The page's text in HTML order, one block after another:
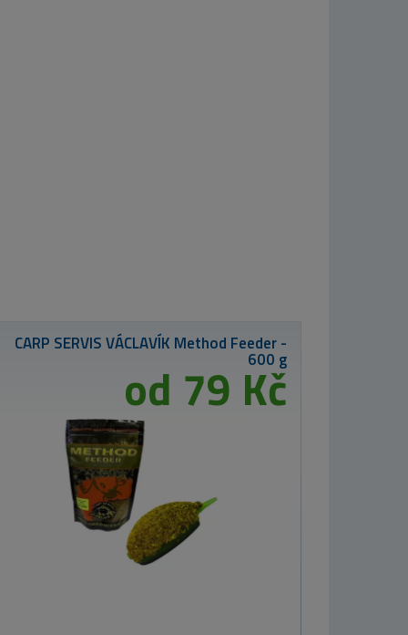
CSV Method
g/Broskev
79 Kč